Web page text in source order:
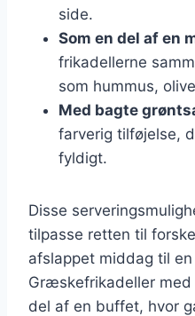
side.
Som en del af en
frikadellerne
som hummus,
Med bagte
farverig tilføjelse,
fyldigt.
Disse
tilpasse retten til
afslappet middag til
Græskefrikadeller
del af en buffet, hvor